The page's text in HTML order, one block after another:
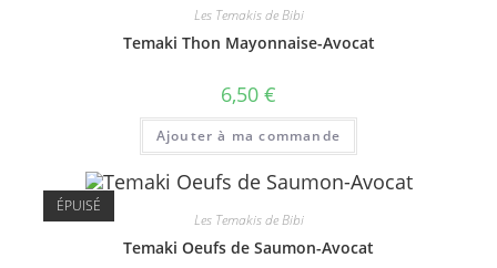
Les Temakis de Bibi
Temaki Thon Mayonnaise-Avocat
6,50 €
Ajouter à ma commande
ÉPUISÉ
Les Temakis de Bibi
Temaki Oeufs de Saumon-Avocat